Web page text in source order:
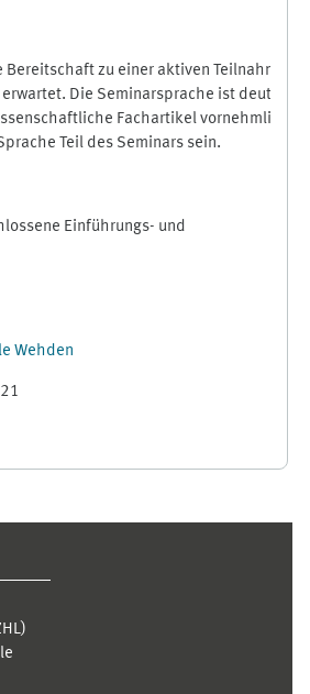
Bereitschaft zu einer aktiven Teilnahme
Die Seminarsprache ist deutsch
Fachartikel vornehmlich
Teil des Seminars sein.
Einführungs- und
Wehden